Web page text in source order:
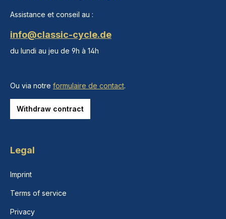
Assistance et conseil au :
info@classic-cycle.de
du lundi au jeu de 9h à 14h
Ou via notre formulaire de contact.
Withdraw contract
Legal
Imprint
Terms of service
Privacy